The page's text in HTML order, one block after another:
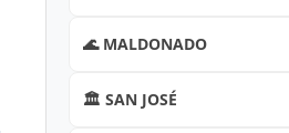
🌊 MALDONADO
🏛️ SAN JOSÉ